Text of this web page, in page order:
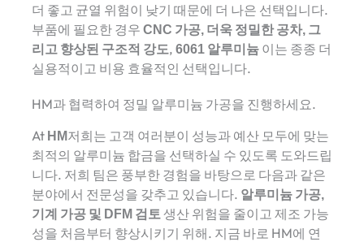
더 좋고 균열 위험이 낮기 때문에 더 나은 선택입니다.
부품에 필요한 경우 CNC 가공, 더욱 정밀한 공차, 그
리고 향상된 구조적 강도, 6061 알루미늄이는 종종 더
실용적이고 비용 효율적인 선택입니다.
HM과 협력하여 정밀 알루미늄 가공을 진행하세요.
At HM저희는 고객 여러분이 성능과 예산 모두에 맞는
최적의 알루미늄 합금을 선택하실 수 있도록 도와드립
니다. 저희 팀은 풍부한 경험을 바탕으로 다음과 같은
분야에서 전문성을 갖추고 있습니다. 알루미늄 가공,
기계 가공 및 DFM 검토 생산 위험을 줄이고 제조 가능
성을 처음부터 향상시키기 위해. 지금 바로 HM에 연